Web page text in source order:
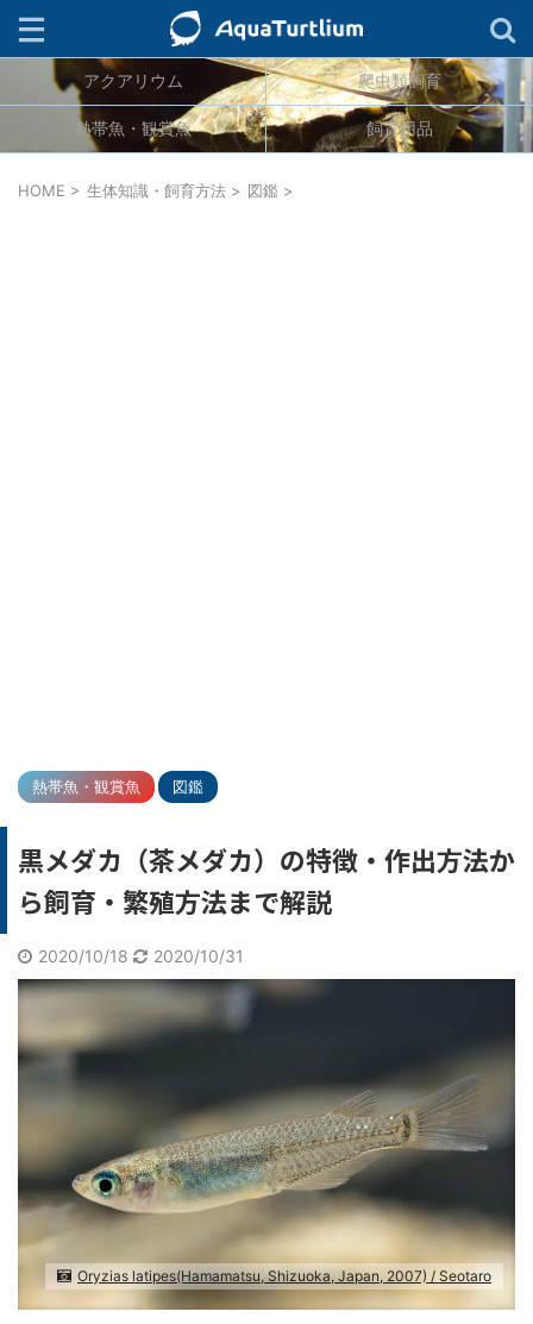
検索
ジャンル
生物分類
アクアリウム 爬虫類飼育
熱帯魚・観賞魚 飼育用品
HOME > 生体知識・飼育方法 > 図鑑 >
熱帯魚・観賞魚 図鑑
黒メダカ（茶メダカ）の特徴・作出方法か
ら飼育・繁殖方法まで解説
2020/10/18 2020/10/31
Oryzias latipes(Hamamatsu, Shizuoka, Japan, 2007) / Seotaro